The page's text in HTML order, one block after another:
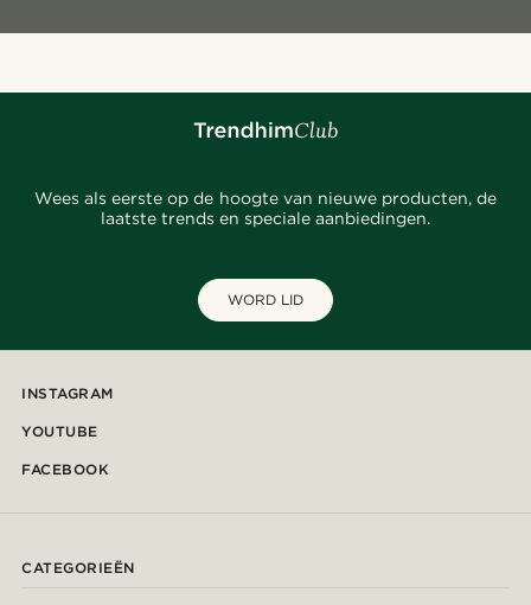
Wees als eerste op de hoogte van nieuwe producten, de
laatste trends en speciale aanbiedingen.
WORD LID
INSTAGRAM
YOUTUBE
FACEBOOK
CATEGORIEËN